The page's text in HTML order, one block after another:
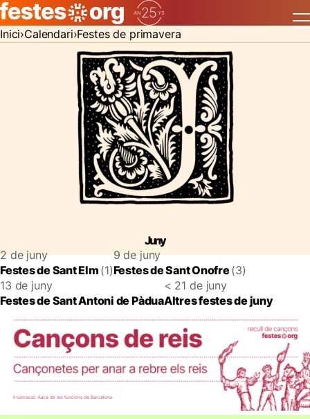
Inici Calendari Festes de primavera
Juny
2 de juny
Festes de Sant Elm (1)
9 de juny
Festes de Sant Onofre(3)
13 de juny
Festes de Sant Antoni de Pàdua
< 21 de juny
Altres festes de juny